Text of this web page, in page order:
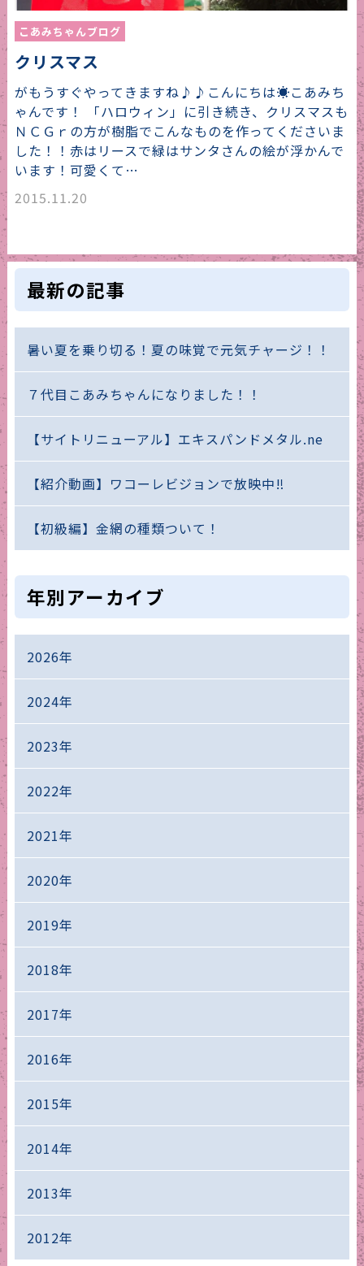
こあみちゃんブログ
クリスマス
がもうすぐやってきますね♪♪こんにちは☀こあみち
ゃんです！ 「ハロウィン」に引き続き、クリスマスも
ＮＣＧｒの方が樹脂でこんなものを作ってくださいま
した！！赤はリースで緑はサンタさんの絵が浮かんで
います！可愛くて…
2015.11.20
最新の記事
暑い夏を乗り切る！夏の味覚で元気チャージ！！
７代目こあみちゃんになりました！！
【サイトリニューアル】エキスパンドメタル.ne
【紹介動画】ワコーレビジョンで放映中‼
【初級編】金網の種類ついて！
年別アーカイブ
2026年
2024年
2023年
2022年
2021年
2020年
2019年
2018年
2017年
2016年
2015年
2014年
2013年
2012年